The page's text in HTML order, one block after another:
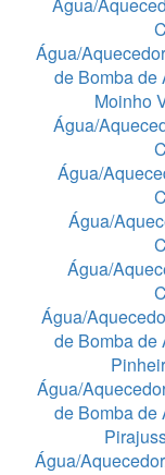
Água/
Água/
de Bomba de
Moinho
Água/
Água/
Água/
Água/
Água/
de Bomba de
Água/
de Bomba de
Água/